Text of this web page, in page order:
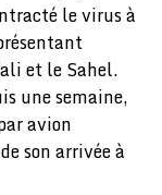
le virus à
et le Sahel.
une semaine,
avion
son arrivée à